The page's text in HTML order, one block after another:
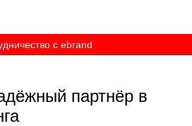
c ebrand
партнёр в